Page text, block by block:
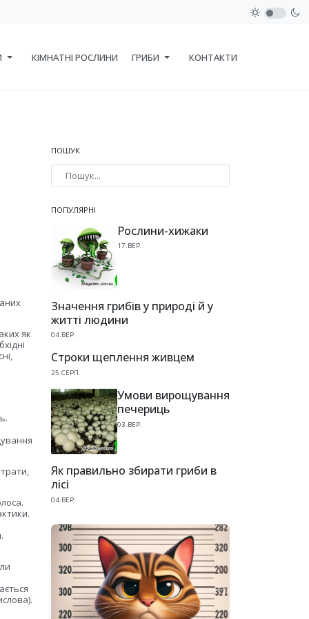
КІМНАТНІ РОСЛИНИ ГРИБИ КОНТАКТИ
як
ПОШУК
ПОПУЛЯРНІ
Рослини-хижаки
17.ВЕР.
Значення грибів у природі й у
житті людини
04.ВЕР.
Строки щеплення живцем
25.СЕРП.
Умови вирощування
печериць
03.ВЕР.
Як правильно збирати гриби в
лісі
04.ВЕР.